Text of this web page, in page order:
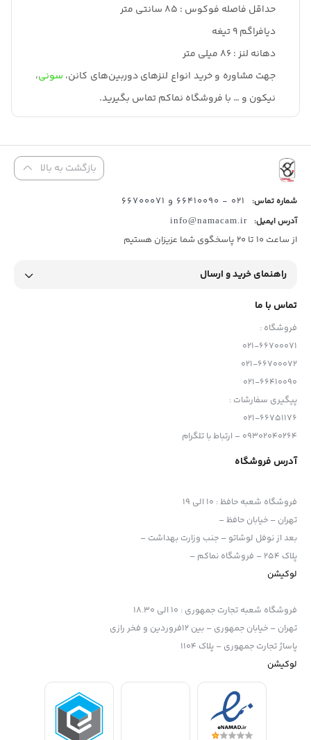
حداقل فاصله فوکوس : 85 سانتی متر
دیافراگم 9 تیغه
دهانه لنز : 86 میلی متر
جهت مشاوره و خرید انواع لنزهای دوربین‌های کانن، سونی،
نیکون و … با فروشگاه نماکم تماس بگیرید.
بازگشت به بالا
شماره تماس: 021 - 66410090 و 66700071
آدرس ایمیل: info@namacam.ir
از ساعت 10 تا 20 پاسخگوی شما عزیزان هستیم
راهنمای خرید و ارسال
تماس با ما
فروشگاه :
021-66700071
021-66700072
021-66410090
پیگیری سفارشات :
021-66751176
09302040264 – ارتباط با تلگرام
آدرس فروشگاه
فروشگاه شعبه حافظ: 10 الی 19
تهران – خیابان حافظ –
بعد از نوفل لوشاتو – جنب وزارت بهداشت –
پلاک 254 – فروشگاه نماکم –
لوکیشن
فروشگاه شعبه تجارت جمهوری : 10 الی 18.30
تهران – خیابان جمهوری – بین 12فروردین و فخر رازی
پاساژ تجارت جمهوری – پلاک 1104
لوکیشن